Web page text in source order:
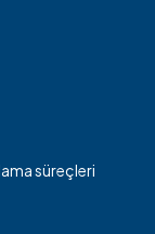
süreçleri